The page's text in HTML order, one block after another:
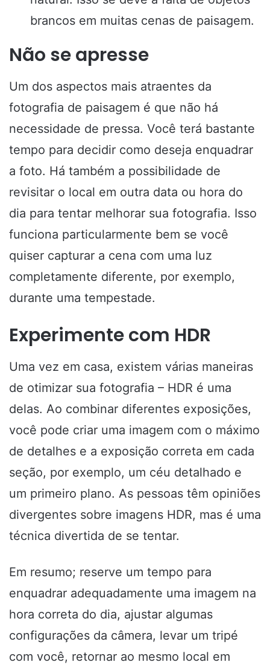
brancos em muitas cenas de paisagem.
Não se apresse
Um dos aspectos mais atraentes da
fotografia de paisagem é que não há
necessidade de pressa. Você terá bastante
tempo para decidir como deseja enquadrar
a foto. Há também a possibilidade de
revisitar o local em outra data ou hora do
dia para tentar melhorar sua fotografia. Isso
funciona particularmente bem se você
quiser capturar a cena com uma luz
completamente diferente, por exemplo,
durante uma tempestade.
Experimente com HDR
Uma vez em casa, existem várias maneiras
de otimizar sua fotografia – HDR é uma
delas. Ao combinar diferentes exposições,
você pode criar uma imagem com o máximo
de detalhes e a exposição correta em cada
seção, por exemplo, um céu detalhado e
um primeiro plano. As pessoas têm opiniões
divergentes sobre imagens HDR, mas é uma
técnica divertida de se tentar.
Em resumo; reserve um tempo para
enquadrar adequadamente uma imagem na
hora correta do dia, ajustar algumas
configurações da câmera, levar um tripé
com você, retornar ao mesmo local em